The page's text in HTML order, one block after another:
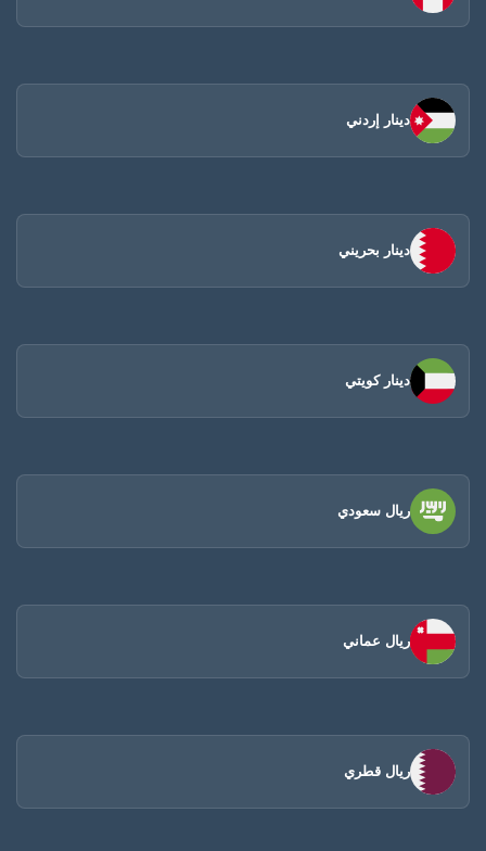
دينار إردني
دينار بحريني
دينار كويتي
ريال سعودي
ريال عماني
ريال قطري